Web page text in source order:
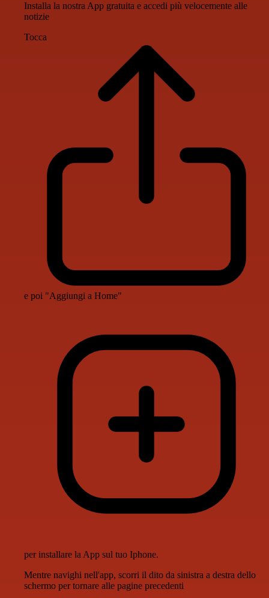
Installa la nostra App gratuita e accedi più velocemente alle
notizie
Tocca
e poi "Aggiungi a Home"
per installare la App sul tuo Iphone.
Mentre navighi nell'app, scorri il dito da sinistra a destra dello
schermo per tornare alle pagine precedenti